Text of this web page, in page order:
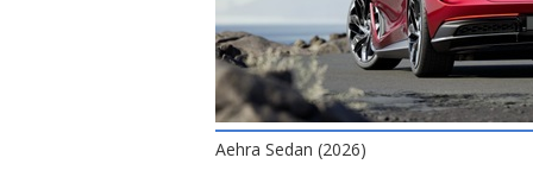
Aehra Sedan (2026)